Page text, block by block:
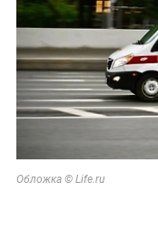
Обложка © Life.ru